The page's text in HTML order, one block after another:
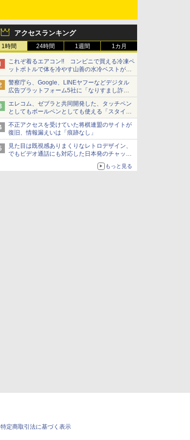
アクセスランキング
1時間 24時間 1週間 1カ月
これぞ着るエアコン!! コンビニで買える冷凍ペ
ットボトルで体を冷やす山善の水冷ベストがロ
ードバイクにちょうどいい【ぼっち・ざ・ろー
ど！その14】【空いた時間でなにしてる？】
警察庁ら、Google、LINEヤフーなどデジタル
広告プラットフォーム5社に「なりすまし詐欺
広告」対策強化を要請 著名人の写真や映像を
使った投資詐欺などへの対策として
エレコム、ゼブラと共同開発した、タッチペン
としてもボールペンとしても使える「スタイラ
スツーウェイ」発売 iPadにも紙にも、持ち替
えずに書き込める
不正アクセスを受けていた将棋連盟のサイトが
復旧、情報漏えいは「痕跡なし」
見た目は既視感ありまくりなレトロデザイン、
でもビデオ通話にも対応した日本発のチャット
もっと見る
特定商取引法に基づく表示